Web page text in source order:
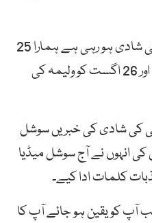
انہوں نے کہا کہ میری اور نمل کی شادی ہو رہی ہے ہمارا 25
اگست کو چھوٹا سے نکاح ہو گا اور 26 اگست کو ولیمہ کی
کی شادی کی خبریں سوشل
انہوں نے آج سوشل میڈیا
کلمات ادا کیے۔
آپ کو یقین ہو جائے آپ کا